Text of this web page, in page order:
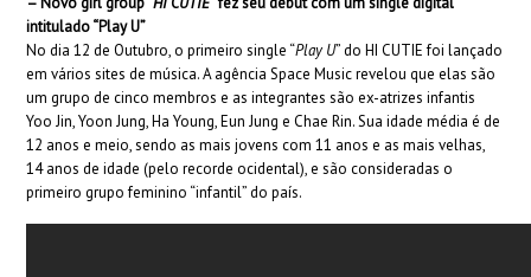
intitulado “Play U”
No dia 12 de Outubro, o primeiro single “Play U” do HI CUTIE foi lançado
em vários sites de música. A agência Space Music revelou que elas são
um grupo de cinco membros e as integrantes são ex-atrizes infantis
Yoo Jin, Yoon Jung, Ha Young, Eun Jung e Chae Rin. Sua idade média é de
12 anos e meio, sendo as mais jovens com 11 anos e as mais velhas,
14 anos de idade (pelo recorde ocidental), e são consideradas o
primeiro grupo feminino “infantil” do país.